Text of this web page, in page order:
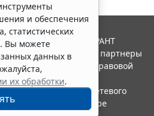
и обеспечения
статистических
Вы можете
данных в
их обработки.
2026. Система ГАРАНТ
Компания "Гарант" и ее партнеры
ассоциации правовой
в качестве сетевого
по надзору в сфере